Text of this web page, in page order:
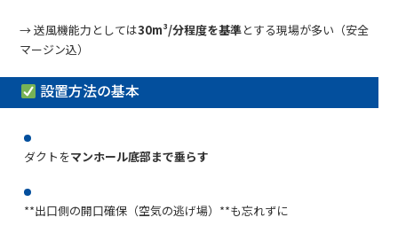
→ 送風機能力としては30m³/分程度を基準とする現場が多い（安全
マージン込）
設置方法の基本
ダクトをマンホール底部まで垂らす
**出口側の開口確保（空気の逃げ場）**も忘れずに